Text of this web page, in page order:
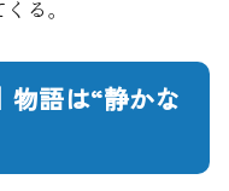
る。
物語は“静かな